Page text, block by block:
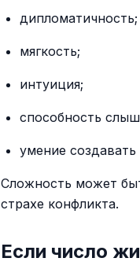
дипломатичность;
мягкость;
интуиция;
способность
умение создавать
Сложность может
страхе конфликта.
Если число